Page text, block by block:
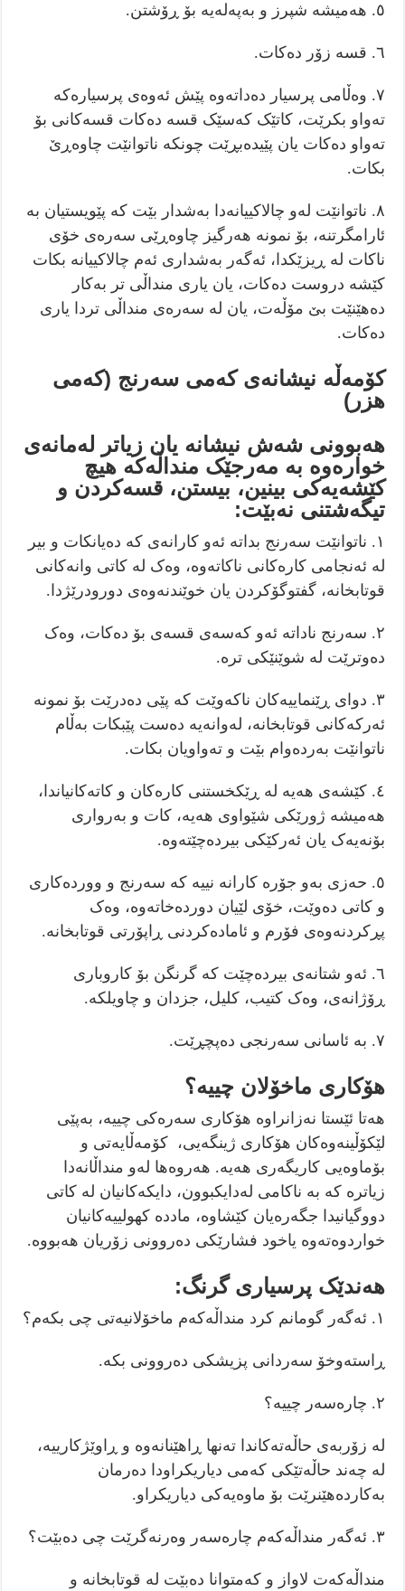
٥. هەمیشە شپرز و بەپەلەیە بۆ ڕۆشتن.
٦. قسە زۆر دەکات.
٧. وەڵامی پرسیار دەداتەوە پێش ئەوەی پرسیارەکە
تەواو بکرێت، کاتێک کەسێک قسە دەکات قسەکانی بۆ
تەواو دەکات یان پێیدەبڕێت چونکە ناتوانێت چاوەڕێ
بکات.
٨. ناتوانێت لەو چالاکییانەدا بەشدار بێت کە پێویستیان بە
ئارامگرتنە، بۆ نمونە هەرگیز چاوەڕێی سەرەی خۆی
ناکات لە ڕیزێکدا، ئەگەر بەشداری ئەم چالاکییانە بکات
کێشە دروست دەکات، یان یاری منداڵی تر بەکار
دەهێنێت بێ مۆڵەت، یان لە سەرەی منداڵی تردا یاری
دەکات.
کۆمەڵە نیشانەی کەمی سەرنج (کەمی
هزر)
هەبوونی شەش نیشانە یان زیاتر لەمانەی
خوارەوە بە مەرجێک منداڵەکە هیچ
کێشەیەکی بینین، بیستن، قسەکردن و
تیگەشتنی نەبێت:
١. ناتوانێت سەرنج بداتە ئەو کارانەی کە دەیانکات و بیر
لە ئەنجامی کارەکانی ناکاتەوە، وەک لە کاتی وانەکانی
قوتابخانە، گفتوگۆکردن یان خوێندنەوەی دورودرێژدا.
٢. سەرنج ناداتە ئەو کەسەی قسەی بۆ دەکات، وەک
دەوترێت لە شوێنێکی ترە.
٣. دوای ڕێنماییەکان ناکەوێت کە پێی دەدرێت بۆ نمونە
ئەرکەکانی قوتابخانە، لەوانەیە دەست پێبکات بەڵام
ناتوانێت بەردەوام بێت و تەواویان بکات.
٤. کێشەی هەیە لە ڕێکخستنی کارەکان و کاتەکانیاندا،
هەمیشە ژورێکی شێواوی هەیە، کات و بەرواری
بۆنەیەک یان ئەرکێکی بیردەچێتەوە.
٥. حەزی بەو جۆرە کارانە نییە کە سەرنج و ووردەکاری
و کاتی دەوێت، خۆی لێیان دوردەخاتەوە، وەک
پڕکردنەوەی فۆرم و ئامادەکردنی ڕاپۆرتی قوتابخانە.
٦. ئەو شتانەی بیردەچێت کە گرنگن بۆ کاروباری
ڕۆژانەی، وەک کتیب، کلیل، جزدان و چاویلکە.
٧. بە ئاسانی سەرنجی دەپچڕێت.
هۆکاری ماخۆلان چییە؟
هەتا ئێستا نەزانراوە هۆکاری سەرەکی چییە، بەپێی
لێکۆڵینەوەکان هۆکاری ژینگەیی، کۆمەڵایەتی و
بۆماوەیی کاریگەری هەیە. هەروەها لەو منداڵانەدا
زیاترە کە بە ناکامی لەدایکبوون، دایکەکانیان لە کاتی
دووگیانیدا جگەرەیان کێشاوە، ماددە کهولییەکانیان
خواردوەتەوە یاخود فشارێکی دەروونی زۆریان هەبووە.
هەندێک پرسیاری گرنگ:
١. ئەگەر گومانم کرد منداڵەکەم ماخۆلانیەتی چی بکەم؟
ڕاستەوخۆ سەردانی پزیشکی دەروونی بکە.
٢. چارەسەر چییە؟
لە زۆربەی حاڵەتەکاندا تەنها ڕاهێنانەوە و ڕاوێژکارییە،
لە چەند حاڵەتێکی کەمی دیاریکراودا دەرمان
بەکاردەهێنرێت بۆ ماوەیەکی دیاریکراو.
٣. ئەگەر منداڵەکەم چارەسەر وەرنەگرێت چی دەبێت؟
منداڵەکەت لاواز و کەمتوانا دەبێت لە قوتابخانە و